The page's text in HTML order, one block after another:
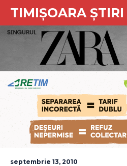
TIMIȘOARA ȘTIRI
septembrie 13, 2010